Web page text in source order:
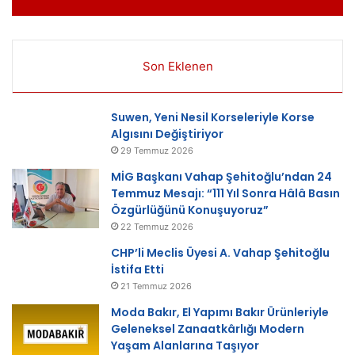
Son Eklenen
Suwen, Yeni Nesil Korseleriyle Korse
Algısını Değiştiriyor
29 Temmuz 2026
MİG Başkanı Vahap Şehitoğlu’ndan 24
Temmuz Mesajı: “111 Yıl Sonra Hâlâ Basın
Özgürlüğünü Konuşuyoruz”
22 Temmuz 2026
CHP’li Meclis Üyesi A. Vahap Şehitoğlu
İstifa Etti
21 Temmuz 2026
Moda Bakır, El Yapımı Bakır Ürünleriyle
Geleneksel Zanaatkârlığı Modern
Yaşam Alanlarına Taşıyor